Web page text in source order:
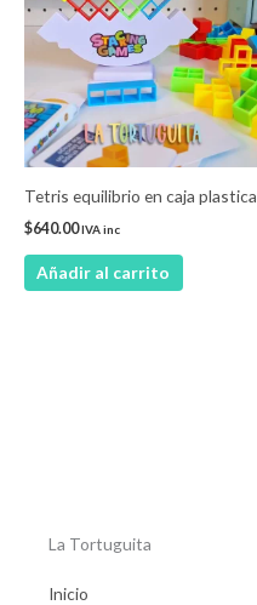
Tetris equilibrio en caja plastica
$640.00IVA inc
Añadir al carrito
La Tortuguita
Inicio